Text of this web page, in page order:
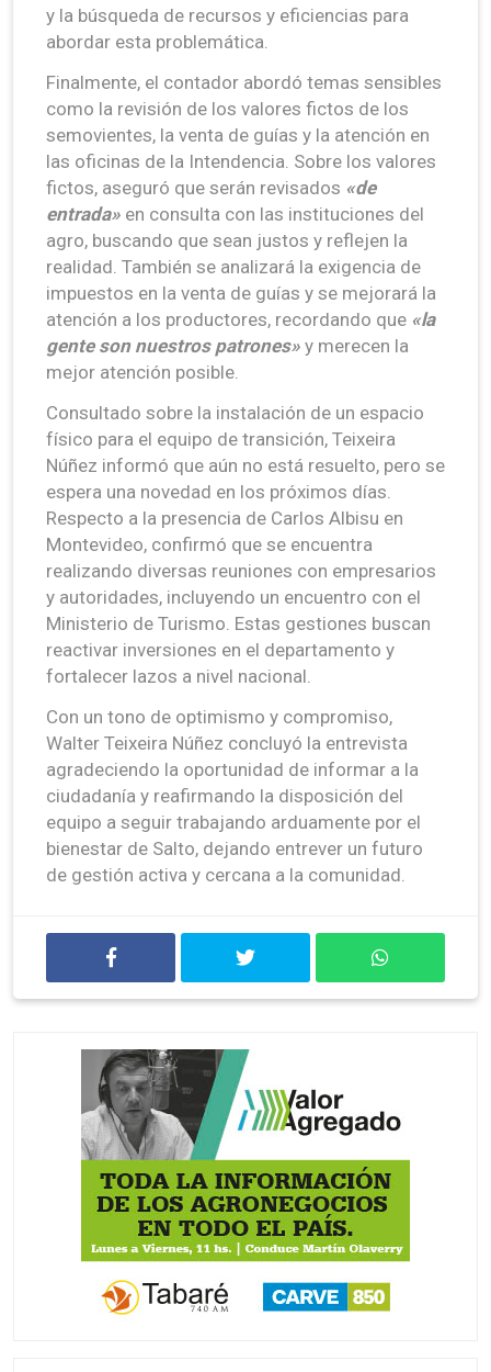
y la búsqueda de recursos y eficiencias para
abordar esta problemática.
Finalmente, el contador abordó temas sensibles
como la revisión de los valores fictos de los
semovientes, la venta de guías y la atención en
las oficinas de la Intendencia. Sobre los valores
fictos, aseguró que serán revisados «de
entrada» en consulta con las instituciones del
agro, buscando que sean justos y reflejen la
realidad. También se analizará la exigencia de
impuestos en la venta de guías y se mejorará la
atención a los productores, recordando que «la
gente son nuestros patrones» y merecen la
mejor atención posible.
Consultado sobre la instalación de un espacio
físico para el equipo de transición, Teixeira
Núñez informó que aún no está resuelto, pero se
espera una novedad en los próximos días.
Respecto a la presencia de Carlos Albisu en
Montevideo, confirmó que se encuentra
realizando diversas reuniones con empresarios
y autoridades, incluyendo un encuentro con el
Ministerio de Turismo. Estas gestiones buscan
reactivar inversiones en el departamento y
fortalecer lazos a nivel nacional.
Con un tono de optimismo y compromiso,
Walter Teixeira Núñez concluyó la entrevista
agradeciendo la oportunidad de informar a la
ciudadanía y reafirmando la disposición del
equipo a seguir trabajando arduamente por el
bienestar de Salto, dejando entrever un futuro
de gestión activa y cercana a la comunidad.